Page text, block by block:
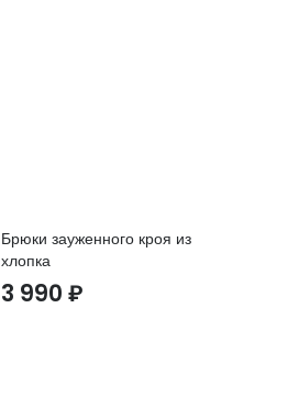
Брюки зауженного кроя из
хлопка
3 990 ₽